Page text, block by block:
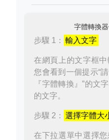
字體轉換
步驟 1： 輸入文字
在網頁上的文字框中
您會看到一個提示“
『字體轉換』”的文
的文字。
步驟 2： 選擇字體大
在下拉選單中選擇